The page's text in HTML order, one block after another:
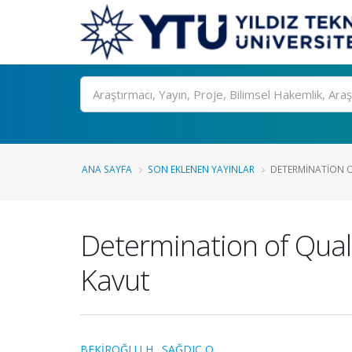
Ara
ANA SAYFA SON EKLENEN YAYINLAR DETERMINATION
Determination of
Kavut